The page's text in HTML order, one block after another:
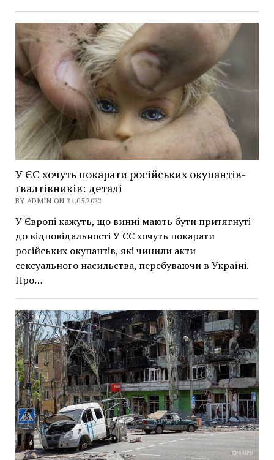
У ЄС хочуть покарати російських окупантів-
ґвалтівників: деталі
BY ADMIN ON 21.05.2022
У Європі кажуть, що винні мають бути притягнуті
до відповідальності У ЄС хочуть покарати
російських окупантів, які чинили акти
сексуального насильства, перебуваючи в Україні.
Про…